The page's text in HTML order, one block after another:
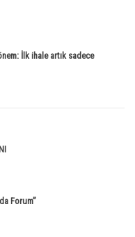
İlk ihale artık sadece
Forum”